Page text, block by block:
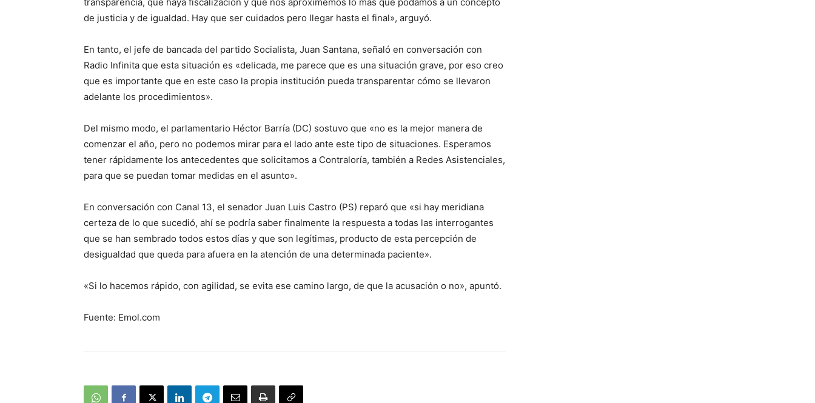
de justicia y de igualdad. Hay que ser cuidados pero llegar hasta el final», arguyó.
En tanto, el jefe de bancada del partido Socialista, Juan Santana, señaló en conversación con
Radio Infinita que esta situación es «delicada, me parece que es una situación grave, por eso creo
que es importante que en este caso la propia institución pueda transparentar cómo se llevaron
adelante los procedimientos».
Del mismo modo, el parlamentario Héctor Barría (DC) sostuvo que «no es la mejor manera de
comenzar el año, pero no podemos mirar para el lado ante este tipo de situaciones. Esperamos
tener rápidamente los antecedentes que solicitamos a Contraloría, también a Redes Asistenciales,
para que se puedan tomar medidas en el asunto».
En conversación con Canal 13, el senador Juan Luis Castro (PS) reparó que «si hay meridiana
certeza de lo que sucedió, ahí se podría saber finalmente la respuesta a todas las interrogantes
que se han sembrado todos estos días y que son legítimas, producto de esta percepción de
desigualdad que queda para afuera en la atención de una determinada paciente».
«Si lo hacemos rápido, con agilidad, se evita ese camino largo, de que la acusación o no», apuntó.
Fuente: Emol.com